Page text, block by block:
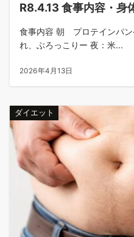
R8.4.13 食事内容・身
食事内容 朝 プロテインパン
れ、ぶろっこりー 夜：米...
2026年4月13日
ダイエット